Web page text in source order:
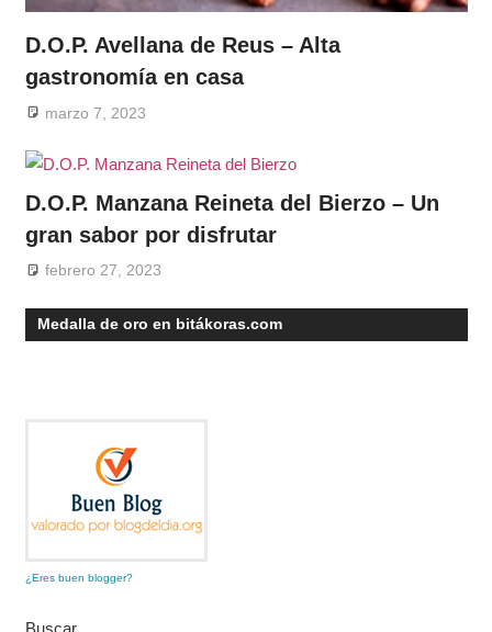
D.O.P. Avellana de Reus – Alta
gastronomía en casa
marzo 7, 2023
D.O.P. Manzana Reineta del Bierzo – Un
gran sabor por disfrutar
febrero 27, 2023
Medalla de oro en bitákoras.com
¿Eres buen blogger?